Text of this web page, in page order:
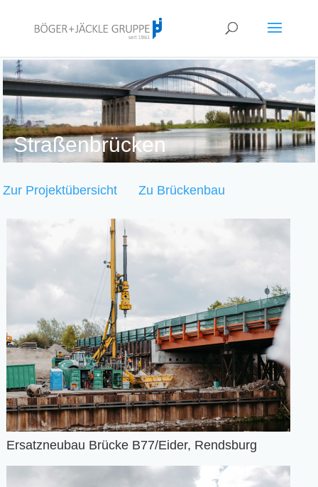
Straßenbrücken
Zur Projektübersicht Zu Brückenbau
Ersatzneubau Brücke B77/Eider, Rendsburg